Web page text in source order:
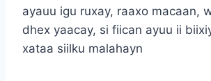
ayauu igu ruxay, raaxo macaan,
dhex yaacay, si fiican ayuu ii
xataa siilku malahayn